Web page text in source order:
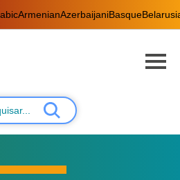
ArmenianAzerbaijaniBasque